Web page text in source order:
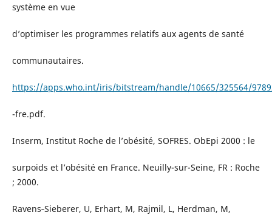
système en vue
d’optimiser les programmes relatifs aux agents de santé
communautaires.
https://apps.who.int/iris/bitstream/handle/10665/325564/
-fre.pdf.
Inserm, Institut Roche de l’obésité, SOFRES. ObEpi 2000 : le
surpoids et l’obésité en France. Neuilly-sur-Seine, FR : Roche
; 2000.
Ravens‐Sieberer, U, Erhart, M, Rajmil, L, Herdman, M,